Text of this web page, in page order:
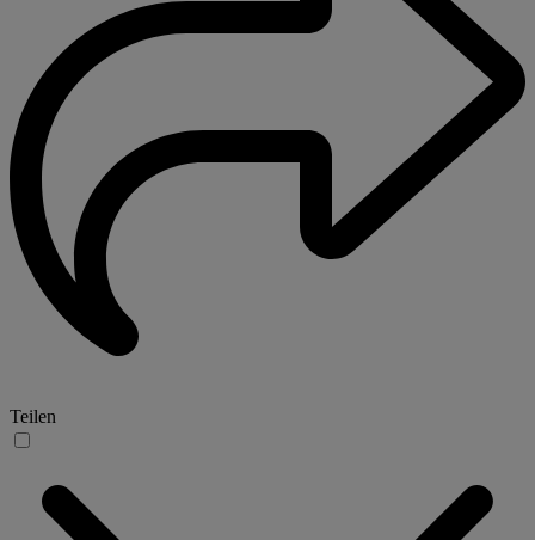
Teilen